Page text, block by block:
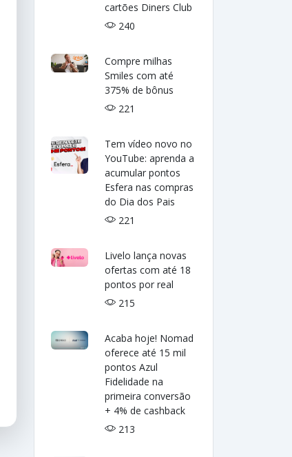
cartões Diners Club
240
Compre milhas
Smiles com até
375% de bônus
221
Tem vídeo novo no
YouTube: aprenda a
acumular pontos
Esfera nas compras
do Dia dos Pais
221
Livelo lança novas
ofertas com até 18
pontos por real
215
Acaba hoje! Nomad
oferece até 15 mil
pontos Azul
Fidelidade na
primeira conversão
+ 4% de cashback
213